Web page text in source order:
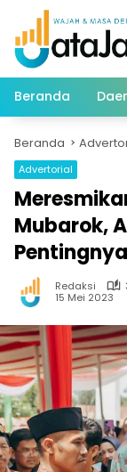
Langsung
konten
Beranda
Beranda
Advertorial
Mubarok,
Redaksi
15 Mei 2023